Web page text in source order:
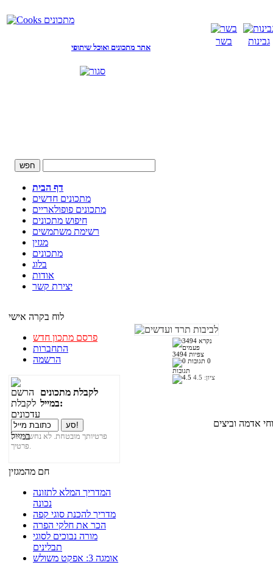
אתר מתכונים ואוכל שיתופי
בשר גבינות
דף הבית
מתכונים חדשים
מתכונים פופולאריים
חיפוש מתכונים
רשימת משתמשים
מגזין
מתכונים
בלוג
אודות
יצירת קשר
לוח בקרה אישי
פרסם מתכון חדש
התחברות
הרשמה
לקבלת מתכונים
במייל:
פרטיותך מובטחת. לא נחשוף את
פרטיך.
חם מהמגזין
המדריך המלא לתזונה
נכונה
מדריך להכנת סוגי קפה
הכר את חלקי הפרה
מורה נבוכים לסוגי
תבלינים
אומגה 3: אפקט משולש
3494 צפיות
0
תגובות
ציון: 4.5